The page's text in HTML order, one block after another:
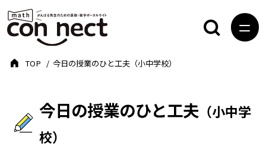
今日の授業のひと工夫 （小中学
校）
TOP 今日の授業のひと工夫（小中学校）